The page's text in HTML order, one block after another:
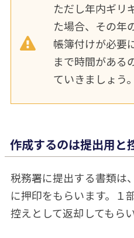
ただし年内ギリ
た場合、その年
帳簿付けが必要
まで時間がある
ていきましょう。
作成するのは提出用と
税務署に提出する書類は、
に押印をもらいます。１
控えとして返却してもらい